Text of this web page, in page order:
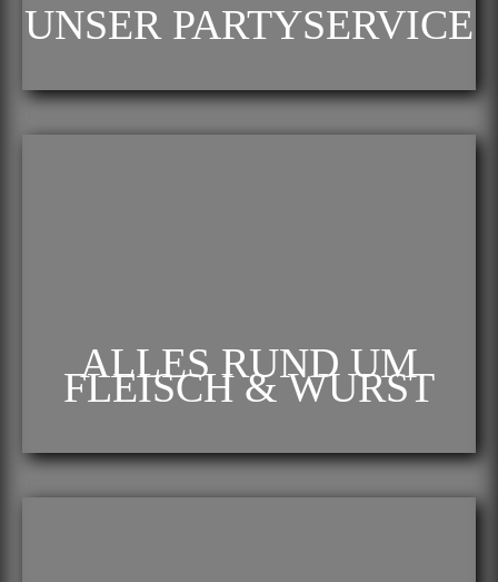
UNSER PARTYSERVICE
ALLES RUND UM
FLEISCH & WURST